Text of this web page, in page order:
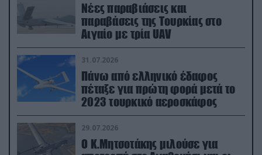
Νέες παραβιάσεις και
παραβάσεις της Τουρκίας στο
Αιγαίο με τρία UAV
31.07.2026
Πάνω από ελληνικό έδαφος
πέταξε για πρώτη φορά μετά το
2023 τουρκικό αεροσκάφος
29.07.2026
Ο Κ.Μητσοτάκης μιλούσε για